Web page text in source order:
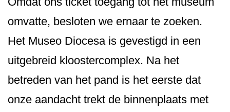
omvatte, besloten we ernaar te zoeken.
Het Museo Diocesa is gevestigd in een
uitgebreid kloostercomplex. Na het
betreden van het pand is het eerste dat
onze aandacht trekt de binnenplaats met